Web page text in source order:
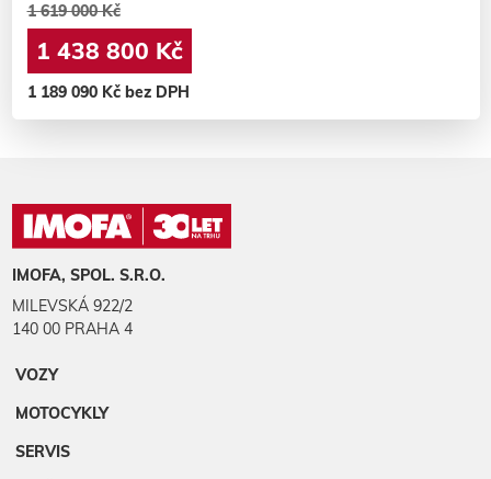
1 619 000 Kč
1 438 800 Kč
1 189 090 Kč bez DPH
IMOFA, SPOL. S.R.O.
MILEVSKÁ 922/2
140 00 PRAHA 4
VOZY
MOTOCYKLY
SERVIS